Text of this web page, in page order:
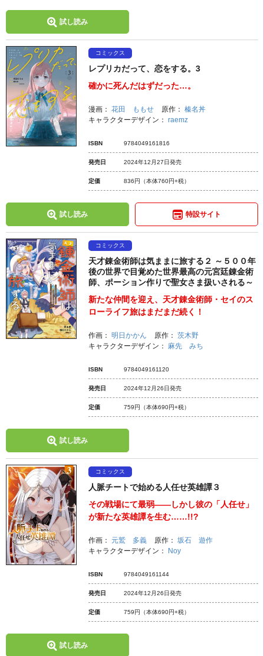
試し読み
コミックス
レプリカだって、恋をする。3
確かに死んだはずだった…。
漫画： 花田 ももせ 原作： 榛名丼
キャラクターデザイン： raemz
ISBN 9784049161816
発売日 2024年12月27日発売
定価 836円 （本体760円+税）
試し読み 特設サイト
コミックス
天才錬金術師は気ままに旅する２ ～５００年
後の世界で目覚めた世界最高の元宮廷錬金術
師、ポーション作りで聖女さま扱いされる～
新たな仲間を迎え、天才錬金術師・セイのス
ローライフ旅はまだまだ続く！
作画： 明日かかん 原作： 茨木野
キャラクターデザイン： 麻先 みち
ISBN 9784049161120
発売日 2024年12月26日発売
定価 759円 （本体690円+税）
試し読み
コミックス
人脈チートで始める人任せ英雄譚３
その戦場にて最弱――しかし彼の「人任せ」
が新たな英雄譚を生む……!!?
作画： 元鷲 多義 原作： 坂石 遊作
キャラクターデザイン：
Noy
ISBN 9784049161144
発売日 2024年12月26日発売
定価 759円 （本体690円+税）
試し読み